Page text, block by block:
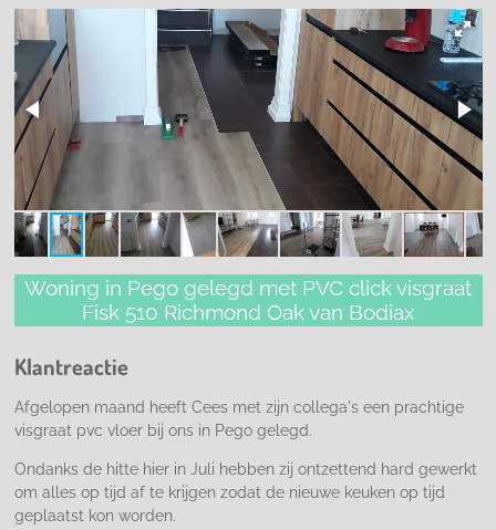
Woning in Pego gelegd met PVC click visgraat
Fisk 510 Richmond Oak van Bodiax
Klantreactie
Afgelopen maand heeft Cees met zijn collega's een prachtige
visgraat pvc vloer bij ons in Pego gelegd.
Ondanks de hitte hier in Juli hebben zij ontzettend hard gewerkt
om alles op tijd af te krijgen zodat de nieuwe keuken op tijd
geplaatst kon worden.